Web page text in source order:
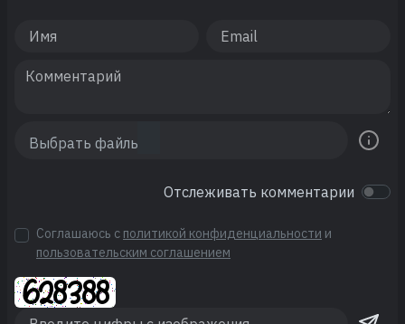
Отслеживать комментарии
Соглашаюсь с политикой конфиденциальности и
пользовательским соглашением